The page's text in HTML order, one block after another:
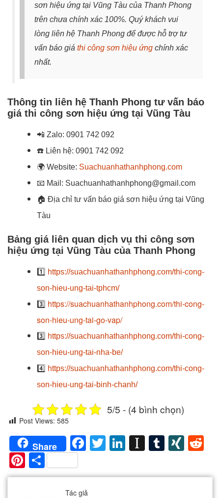
sơn hiệu ứng tại Vũng Tàu của Thanh Phong
trên chưa chính xác 100%. Quý khách vui
lòng liên hệ Thanh Phong để được hỗ trợ tư
vấn báo giá thi công sơn hiệu ứng chính xác
nhất.
Thông tin liên hệ Thanh Phong tư vấn báo
giá thi công sơn hiệu ứng tại Vũng Tàu
📲 Zalo: 0901 742 092
☎️ Liên hệ: 0901 742 092
🌍 Website: Suachuanhathanhphong.com
📧 Mail: Suachuanhathanhphong@gmail.com
🏠 Địa chỉ tư vấn báo giá sơn hiệu ứng tại Vũng
Tàu
Bảng giá liên quan dịch vụ thi công sơn
hiệu ứng tại Vũng Tàu của Thanh Phong
1️⃣ https://suachuanhathanhphong.com/thi-cong-
son-hieu-ung-tai-tphcm/
3️⃣ https://suachuanhathanhphong.com/thi-cong-
son-hieu-ung-tai-go-vap/
3️⃣ https://suachuanhathanhphong.com/thi-cong-
son-hieu-ung-tai-nha-be/
4️⃣ https://suachuanhathanhphong.com/thi-cong-
son-hieu-ung-tai-binh-chanh/
5/5 - (4 bình chọn)
Post Views: 585
Share Facebook
Twitter
LinkedIn
Instapaper
Tumblr
Pinterest
Share
Tác giả